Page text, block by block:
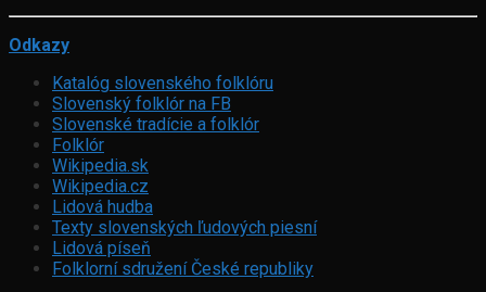
Odkazy
Katalóg slovenského folklóru
Slovenský folklór na FB
Slovenské tradície a folklór
Folklór
Wikipedia.sk
Wikipedia.cz
Lidová hudba
Texty slovenských ľudových piesní
Lidová píseň
Folklorní sdružení České republiky